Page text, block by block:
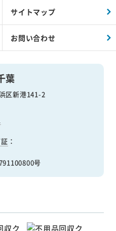
葉
区新港141-2
：
号
サイトマップ
お問い合わせ